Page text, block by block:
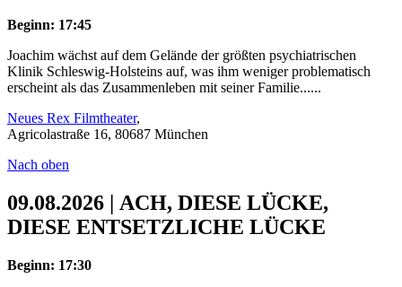
Beginn: 17:45
Joachim wächst auf dem Gelände der größten psychiatrischen
Klinik Schleswig-Holsteins auf, was ihm weniger problematisch
erscheint als das Zusammenleben mit seiner Familie......
Neues Rex Filmtheater,
Agricolastraße 16, 80687 München
Nach oben
09.08.2026 | ACH, DIESE LÜCKE,
DIESE ENTSETZLICHE LÜCKE
Beginn: 17:30